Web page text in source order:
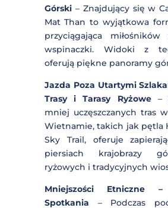
idealne miejsce na
podróży motocyklowej
Phong Nha.
Ba Be Lake – Jezioro w
Największe naturalne
Wietnamie, otoczone
górami i lasami. Doskonałe
odpoczynek po dniu jazdy
oraz na kajakarstwo i
dzikiej przyrody.
Nui Mat Than (Oko
Górski– Znajdujący się w
Mat Than to wyjątkowa
przyciągająca miłośników